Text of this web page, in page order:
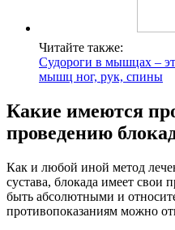
Читайте также:
Судороги в мышцах –
мышц ног, рук, спины
Какие имеются
проведению
Как и любой иной метод
сустава, блокада имеет свои
быть абсолютными и
противопоказаниям можно